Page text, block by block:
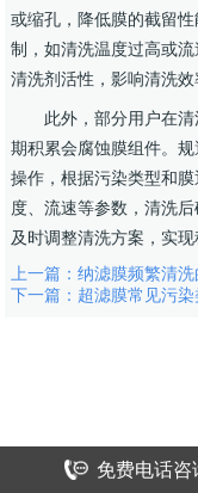
或缩孔，降低膜的截留
制，如清洗温度过高或
清洗剂活性，影响清洗效
此外，部分用户在清
期积累会腐蚀膜组件。
操作，根据污染类型和
度、流速等参数，清洗
及时调整清洗方案，实现
上一篇： 纳滤膜频繁清
下一篇： 超滤膜常见污
免费电话咨